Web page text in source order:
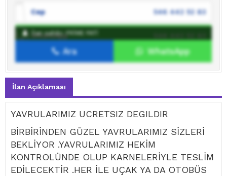
Cep 546 442 52 83
WhatsApp
İlan sahibine mesaj gönder
İlan sahibi: PRİME PATİ
Ara WhatsApp
İlan Açıklaması
YAVRULARIMIZ UCRETSIZ DEGILDIR
BİRBİRİNDEN GÜZEL YAVRULARIMIZ SİZLERİ
BEKLİYOR .YAVRULARIMIZ HEKİM
KONTROLÜNDE OLUP KARNELERİYLE TESLİM
EDİLECEKTİR .HER İLE UÇAK YA DA OTOBÜS